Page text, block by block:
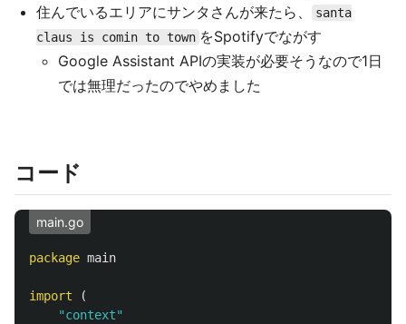
住んでいるエリアにサンタさんが来たら、
santa
claus is comin to town をSpotifyでながす
Google Assistant APIの実装が必要そうなので1日
では無理だったのでやめました
コード
main.go
package main
import
(
"context"